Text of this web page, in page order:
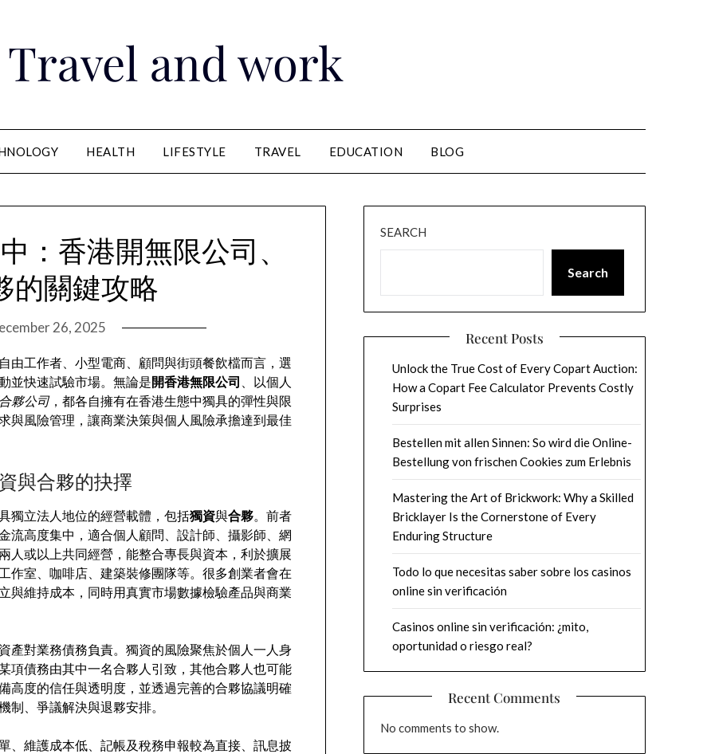
Travel and work
HEALTH LIFESTYLE TRAVEL EDUCATION BLOG
：香港開無限公司、
的關鍵攻略
26, 2025
由工作者、小型電商、顧問與街頭餐飲檔而言，選
並快速試驗市場。無論是開香港無限公司
、以個人
夥公司，都各自擁有在香港生態中獨具的彈性與限
與風險管理，讓商業決策與個人風險承擔達到最佳
與合夥的抉擇
獨立法人地位的經營載體，包括獨資與合夥。前者
流高度集中，適合個人顧問、設計師、攝影師、網
人或以上共同經營，能整合專長與資本，利於擴展
作室、咖啡店、建築裝修團隊等。很多創業者會在
與維持成本，同時用真實市場數據檢驗產品與商業
產對業務債務負責。獨資的風險聚焦於個人一人身
項債務由其中一名合夥人引致，其他合夥人也可能
高度的信任與透明度，並透過完善的合夥協議明確
制、爭議解決與退夥安排。
、維護成本低、記帳及稅務申報較為直接、訊息披
SEARCH
Search
Recent Posts
Unlock the True Cost of Every Copart Auction:
How a Copart Fee Calculator Prevents Costly
Surprises
Bestellen mit allen Sinnen: So wird die Online-
Bestellung von frischen Cookies zum Erlebnis
Mastering the Art of Brickwork: Why a Skilled
Bricklayer Is the Cornerstone of Every
Enduring Structure
Todo lo que necesitas saber sobre los casinos
online sin verificación
Casinos online sin verificación: ¿mito,
oportunidad o riesgo real?
Recent Comments
No comments to show.